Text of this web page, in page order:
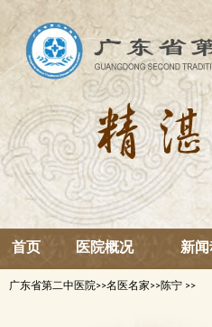
首页 医院概况 新
广东省第二中医院>>名医名家>>陈宁 >>